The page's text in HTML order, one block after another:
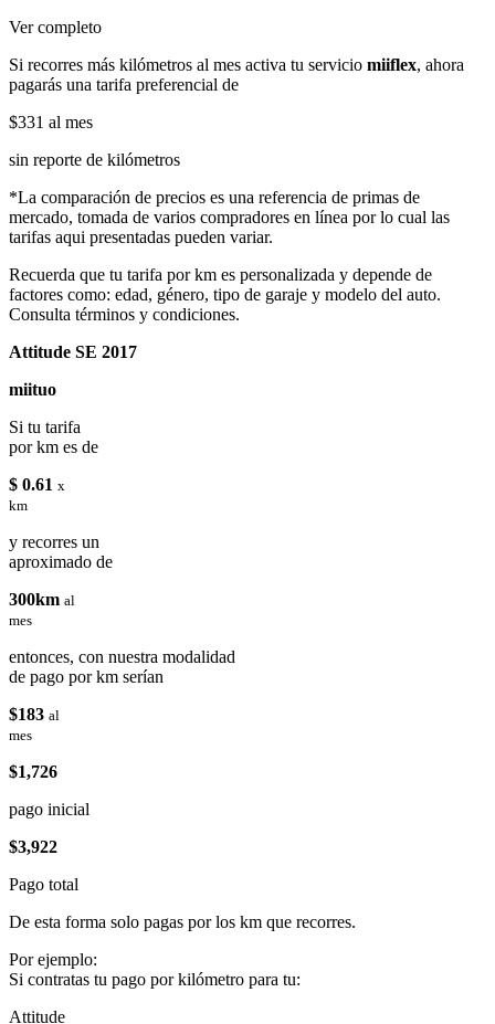
Ver completo
Si recorres más kilómetros al mes activa tu servicio miiflex, ahora
pagarás una tarifa preferencial de
$331 al mes
sin reporte de kilómetros
*La comparación de precios es una referencia de primas de
mercado, tomada de varios compradores en línea por lo cual las
tarifas aqui presentadas pueden variar.
Recuerda que tu tarifa por km es personalizada y depende de
factores como: edad, género, tipo de garaje y modelo del auto.
Consulta términos y condiciones.
Attitude SE 2017
miituo
Si tu tarifa
por km es de
$ 0.61 x
km
y recorres un
aproximado de
300km al
mes
entonces, con nuestra modalidad
de pago por km serían
$183 al
mes
$1,726
pago inicial
$3,922
Pago total
De esta forma solo pagas por los km que recorres.
Por ejemplo:
Si contratas tu pago por kilómetro para tu:
Attitude